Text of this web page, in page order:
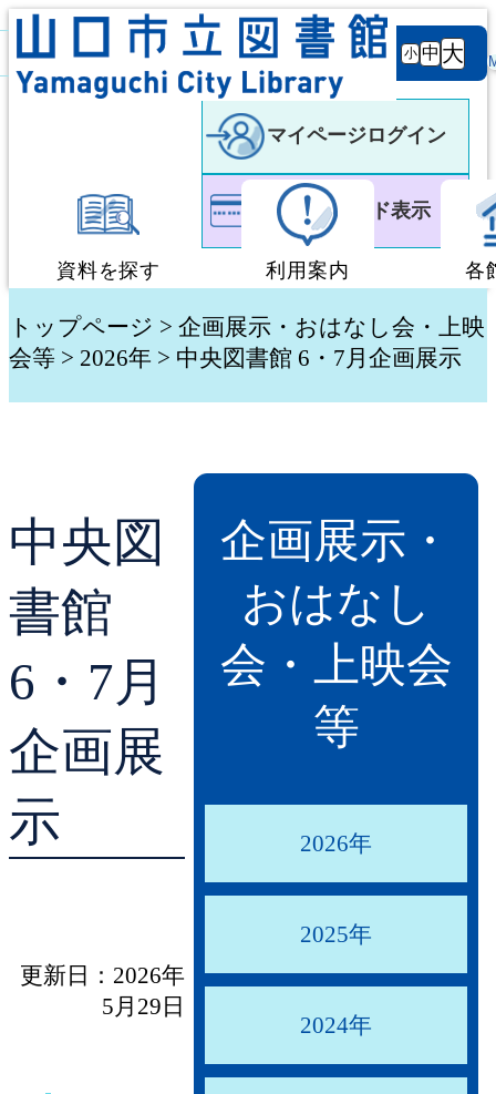
背景
白 黒
文字サ
イズ
小 中 大
マイページログイン
利用者カード表示
資料を探す
蔵書検索・予約
貸出ランキング
予約ランキング
利用案内
図書館利用案内
学校図書館支援サー
ブックスタート体験
レファレンスサービ
好きなおはなしの絵
各
トップページ > 企画展示・おはなし会・上映
会等 > 2026年 > 中央図書館 6・7月企画展示
中央図
書館
6・7月
企画展
示
更新日：2026年
5月29日
企画展示・
おはなし
会・上映会
等
2026年
2025年
2024年